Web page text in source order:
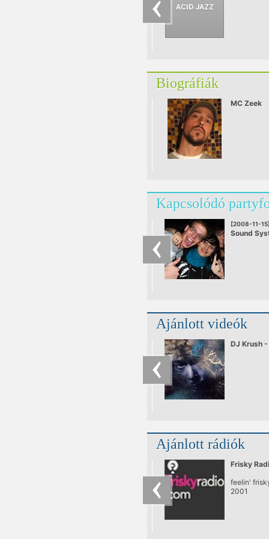
Biográfiák
MC Zeek
Kapcsolódó
[2008-11-15]
Sound
Ajánlott videók
DJ Krush
Ajánlott rádiók
Frisky
feelin'
2001